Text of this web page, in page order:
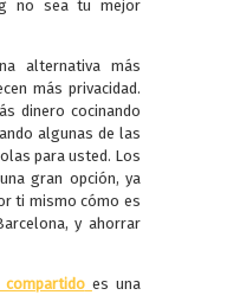
no sea tu mejor
alternativa más
más privacidad.
dinero cocinando
algunas de las
para usted. Los
gran opción, ya
ti mismo cómo es
y ahorrar
es una